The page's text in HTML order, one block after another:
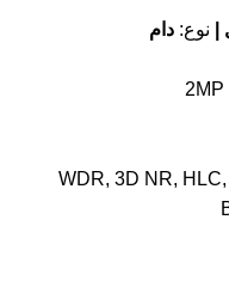
نوع: دام